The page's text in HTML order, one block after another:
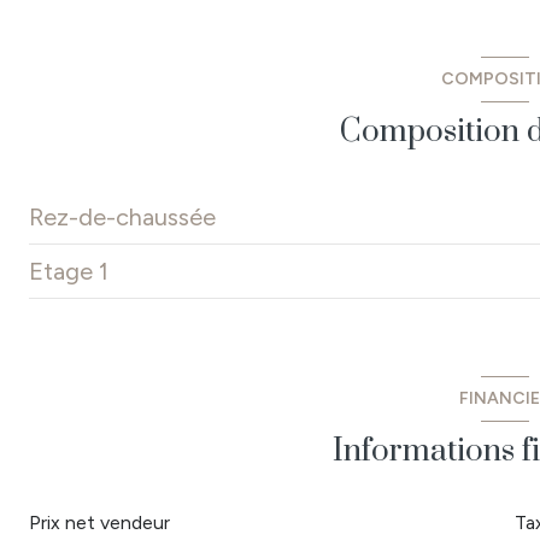
Composition
Rez-de-chaussée
cuisine
salle d'eau
Etage 1
Informations
Prix net vendeur